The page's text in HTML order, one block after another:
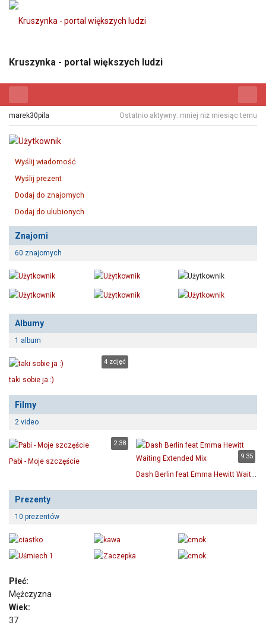
Kruszynka - portal większych ludzi
marek30pila Ostatnio aktywny: mniej niż miesiąc temu
Wyślij wiadomość
Wyślij prezent
Dodaj do znajomych
Dodaj do ulubionych
Znajomi
60 znajomych
Albumy
1 album
4 zdjęć
taki sobie ja :)
Filmy
2 video
2:38
Pabi - Moje szczęście
9:35
Dash Berlin feat Emma Hewitt Waiting Extended Mix
Prezenty
10 prezentów
Płeć:
Mężczyzna
Wiek:
37